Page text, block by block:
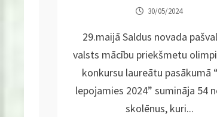
30/05/2024
29.maijā Saldus novada
valsts mācību priekšmetu
konkursu laureātu pasākumā
lepojamies 2024” sumināja 54
skolēnus, kuri...